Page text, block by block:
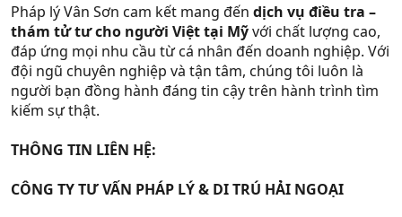
Pháp lý Vân Sơn cam kết mang đến dịch vụ điều tra –
thám tử tư cho người Việt tại Mỹvới chất lượng cao,
đáp ứng mọi nhu cầu từ cá nhân đến doanh nghiệp. Với
đội ngũ chuyên nghiệp và tận tâm, chúng tôi luôn là
người bạn đồng hành đáng tin cậy trên hành trình tìm
kiếm sự thật.
THÔNG TIN LIÊN HỆ:
CÔNG TY TƯ VẤN PHÁP LÝ & DI TRÚ HẢI NGOẠI